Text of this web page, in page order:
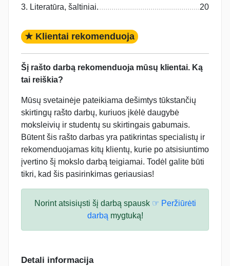
3. Literatūra, šaltiniai. 20
★ Klientai rekomenduoja
Šį rašto darbą rekomenduoja mūsų klientai. Ką
tai reiškia?
Mūsų svetainėje pateikiama dešimtys tūkstančių
skirtingų rašto darbų, kuriuos įkėlė daugybė
moksleivių ir studentų su skirtingais gabumais.
Būtent šis rašto darbas yra patikrintas specialistų ir
rekomenduojamas kitų klientų, kurie po atsisiuntimo
įvertino šį mokslo darbą teigiamai. Todėl galite būti
tikri, kad šis pasirinkimas geriausias!
Norint atsisiųsti šį darbą spausk ☞ Peržiūrėti
darbąmygtuką!
Detali informacija